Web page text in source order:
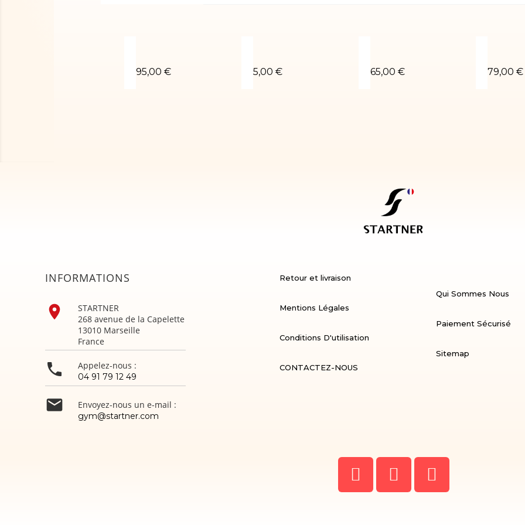
95,00 € 5,00 € 65,00 € 79,00 €
INFORMATIONS

STARTNER
268 avenue de la Capelette
13010 Marseille
France
 Appelez-nous :
04 91 79 12 49
 Envoyez-nous un e-mail :
gym@startner.com
Retour et livraison
Mentions Légales
Conditions D'utilisation
CONTACTEZ-NOUS
Qui Sommes Nous
Paiement Sécurisé
Sitemap